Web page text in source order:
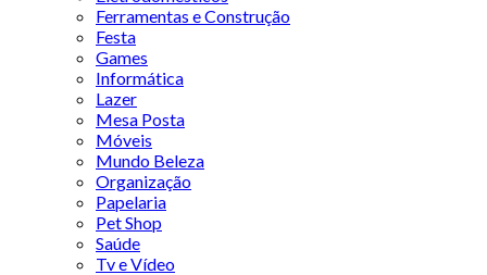
Ferramentas e Construção
Festa
Games
Informática
Lazer
Mesa Posta
Móveis
Mundo Beleza
Organização
Papelaria
Pet Shop
Saúde
Tv e Vídeo